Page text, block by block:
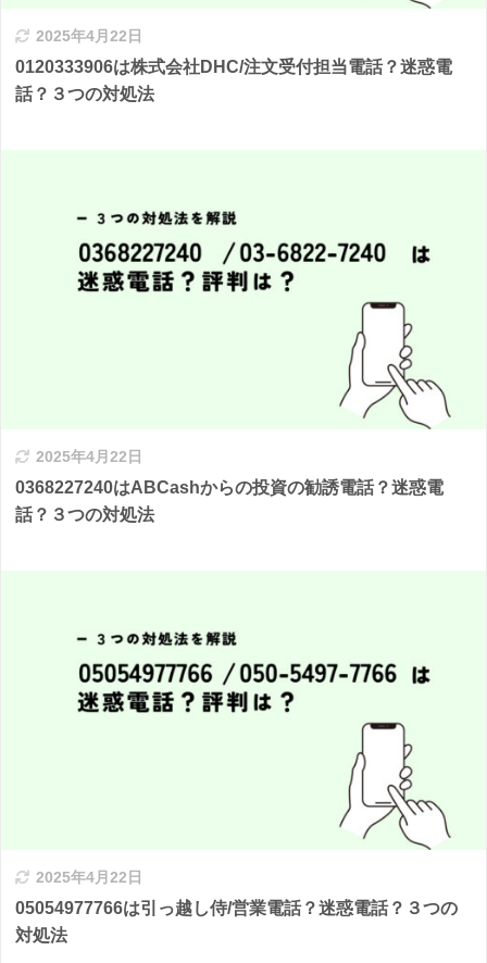
2025年4月22日
0120333906は株式会社DHC/注文受付担当電話？迷惑電
話？３つの対処法
2025年4月22日
0368227240はABCashからの投資の勧誘電話？迷惑電
話？３つの対処法
2025年4月22日
05054977766は引っ越し侍/営業電話？迷惑電話？３つの
対処法